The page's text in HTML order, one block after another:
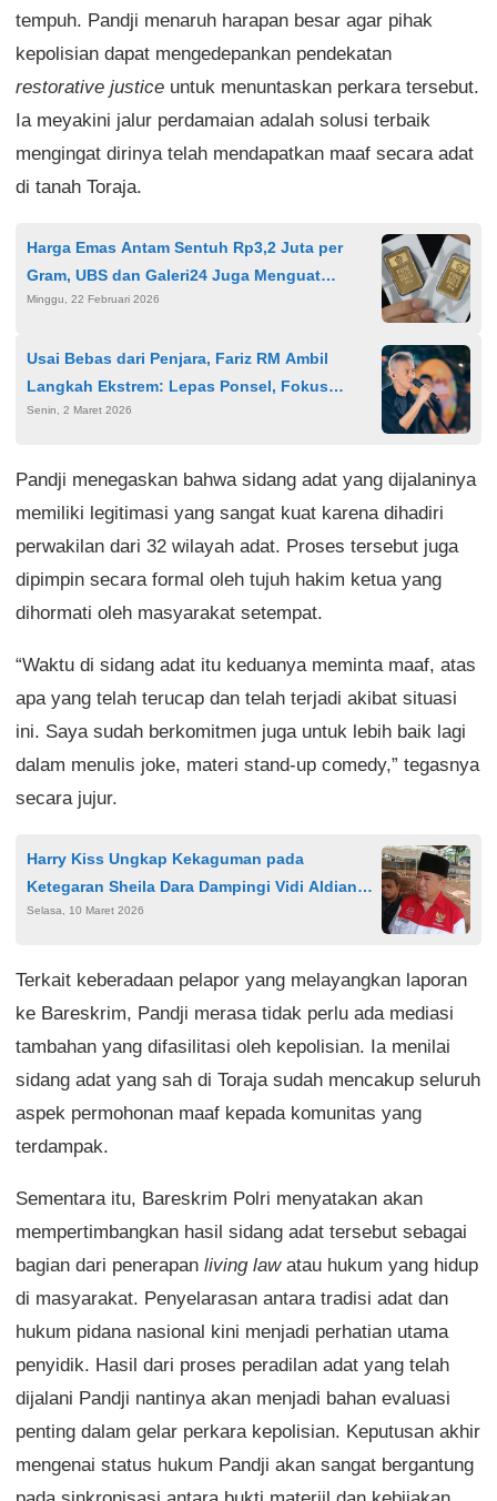
tempuh. Pandji menaruh harapan besar agar pihak
kepolisian dapat mengedepankan pendekatan
restorative justice untuk menuntaskan perkara tersebut.
Ia meyakini jalur perdamaian adalah solusi terbaik
mengingat dirinya telah mendapatkan maaf secara adat
di tanah Toraja.
Harga Emas Antam Sentuh Rp3,2 Juta per
Gram, UBS dan Galeri24 Juga Menguat
Signifikan
Minggu, 22 Februari 2026
Usai Bebas dari Penjara, Fariz RM Ambil
Langkah Ekstrem: Lepas Ponsel, Fokus
Bermusik dan Hijrah Total
Senin, 2 Maret 2026
Pandji menegaskan bahwa sidang adat yang dijalaninya
memiliki legitimasi yang sangat kuat karena dihadiri
perwakilan dari 32 wilayah adat. Proses tersebut juga
dipimpin secara formal oleh tujuh hakim ketua yang
dihormati oleh masyarakat setempat.
“Waktu di sidang adat itu keduanya meminta maaf, atas
apa yang telah terucap dan telah terjadi akibat situasi
ini. Saya sudah berkomitmen juga untuk lebih baik lagi
dalam menulis joke, materi stand-up comedy,” tegasnya
secara jujur.
Harry Kiss Ungkap Kekaguman pada
Ketegaran Sheila Dara Dampingi Vidi Aldiano
hingga Akhir
Selasa, 10 Maret 2026
Terkait keberadaan pelapor yang melayangkan laporan
ke Bareskrim, Pandji merasa tidak perlu ada mediasi
tambahan yang difasilitasi oleh kepolisian. Ia menilai
sidang adat yang sah di Toraja sudah mencakup seluruh
aspek permohonan maaf kepada komunitas yang
terdampak.
Sementara itu, Bareskrim Polri menyatakan akan
mempertimbangkan hasil sidang adat tersebut sebagai
bagian dari penerapan living lawatau hukum yang hidup
di masyarakat. Penyelarasan antara tradisi adat dan
hukum pidana nasional kini menjadi perhatian utama
penyidik. Hasil dari proses peradilan adat yang telah
dijalani Pandji nantinya akan menjadi bahan evaluasi
penting dalam gelar perkara kepolisian. Keputusan akhir
mengenai status hukum Pandji akan sangat bergantung